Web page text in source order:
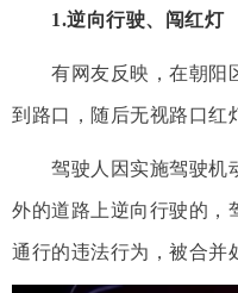
1.逆向行驶、闯红灯
有网友反映，在朝阳
到路口，随后无视路口红
驾驶人因实施驾驶机动
外的道路上逆向行驶的，
通行的违法行为，被合并